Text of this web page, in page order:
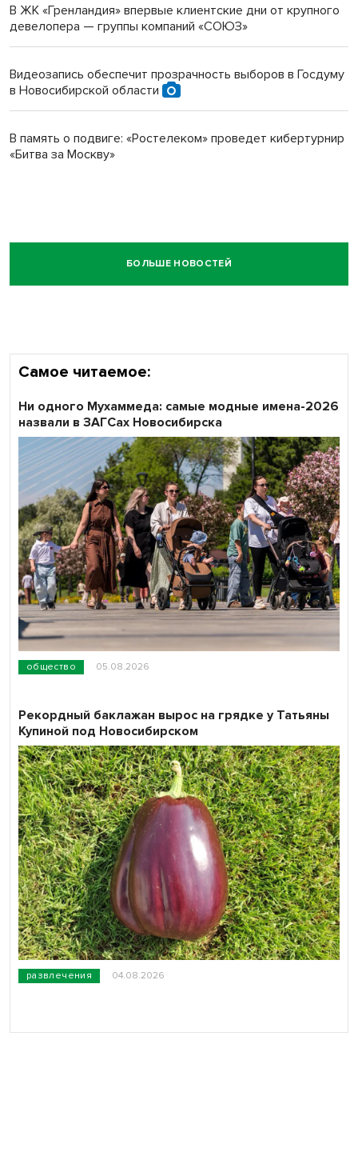
В ЖК «Гренландия» впервые клиентские дни от крупного
девелопера — группы компаний «СОЮЗ»
Видеозапись обеспечит прозрачность выборов в Госдуму
в Новосибирской области
В память о подвиге: «Ростелеком» проведет кибертурнир
«Битва за Москву»
БОЛЬШЕ НОВОСТЕЙ
Самое читаемое:
общество 05.08.2026
Ни одного Мухаммеда: самые модные имена-2026
назвали в ЗАГСах Новосибирска
развлечения 04.08.2026
Рекордный баклажан вырос на грядке у Татьяны
Купиной под Новосибирском